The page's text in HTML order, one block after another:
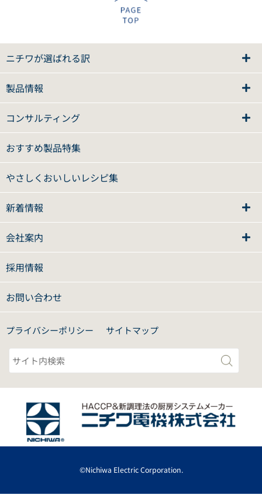
ニチワが選ばれる訳
製品情報
コンサルティング
おすすめ製品特集
やさしくおいしいレシピ集
新着情報
会社案内
採用情報
お問い合わせ
プライバシーポリシー サイトマップ
©Nichiwa Electric Corporation.